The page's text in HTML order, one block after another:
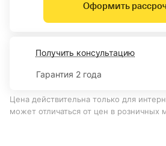
Оформить
Получить консультацию
Гарантия 2 года
Цена действительна только для
может отличаться от цен в розничных